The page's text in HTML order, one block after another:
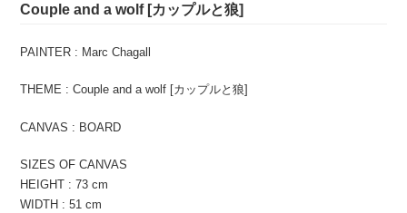
Couple and a wolf [カップルと狼]
PAINTER : Marc Chagall
THEME : Couple and a wolf [カップルと狼]
CANVAS : BOARD
SIZES OF CANVAS
HEIGHT : 73 cm
WIDTH : 51 cm